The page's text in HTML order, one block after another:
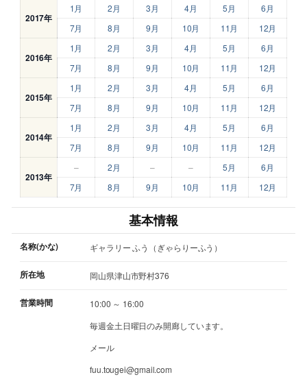
2017年
1月 2月 3月 4月 5月
6月
7月
8月 9月 10月 11月 12月
2016年
1月 2月 3月 4月 5月
6月
7月
8月 9月 10月 11月 12月
2015年
1月 2月 3月 4月 5月
6月
7月
8月 9月 10月 11月 12月
2014年
1月 2月 3月 4月 5月
6月
7月
8月 9月 10月 11月 12月
2013年
– 2月 – – 5月
6月
7月
8月 9月 10月 11月 12月
基本情報
名称(かな) ギャラリー ふう（ぎゃらりーふう）
所在地 岡山県津山市野村376
営業時間
10:00 ～ 16:00
毎週金土日曜日のみ開廊しています。
メール
fuu.tougei@gmail.com